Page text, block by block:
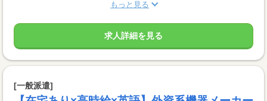
もっと見る
求人詳細を見る
[一般派遣]